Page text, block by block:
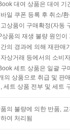
대여 상품은 대여 기
바일 쿠폰 등록 후 취소/
상품이 구매확정(자동
상품의 재생 불량 원인
의 경과에 의해 재판매
상거래 등에서의 소비
세트 상품은 일괄 구
의 상품으로 취급 및 판
세트 상품 전부 및 세트
의 불량에 의한 반품,
여 처리됨